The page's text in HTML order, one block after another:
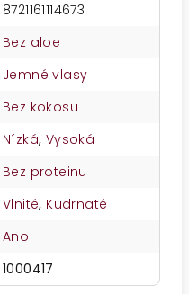
8721161114673
Bez aloe
Jemné vlasy
Bez kokosu
Nízká, Vysoká
Bez proteinu
Vlnité, Kudrnaté
Ano
1000417